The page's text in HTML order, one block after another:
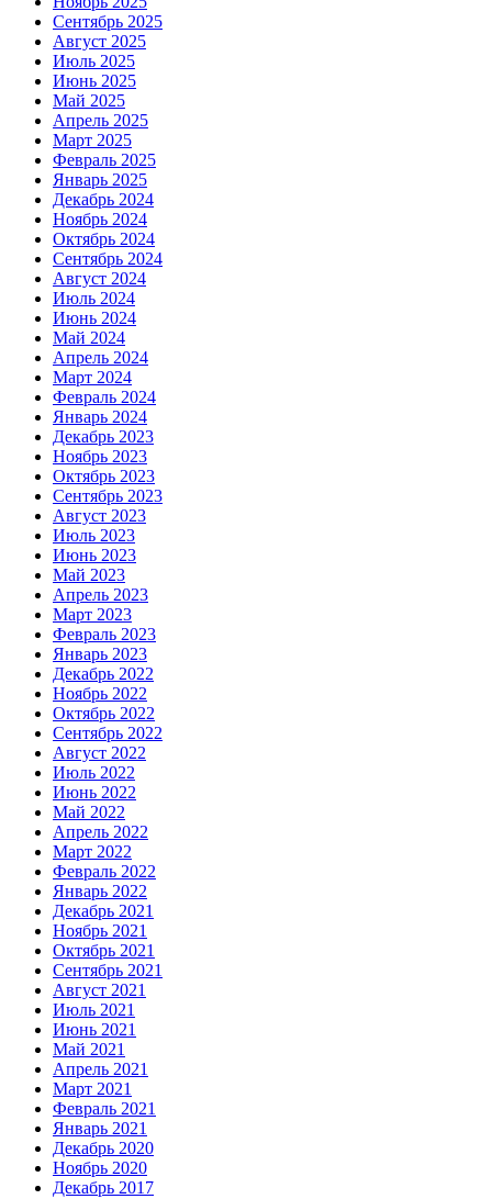
Сентябрь 2025
Август 2025
Июль 2025
Июнь 2025
Май 2025
Апрель 2025
Март 2025
Февраль 2025
Январь 2025
Декабрь 2024
Ноябрь 2024
Октябрь 2024
Сентябрь 2024
Август 2024
Июль 2024
Июнь 2024
Май 2024
Апрель 2024
Март 2024
Февраль 2024
Январь 2024
Декабрь 2023
Ноябрь 2023
Октябрь 2023
Сентябрь 2023
Август 2023
Июль 2023
Июнь 2023
Май 2023
Апрель 2023
Март 2023
Февраль 2023
Январь 2023
Декабрь 2022
Ноябрь 2022
Октябрь 2022
Сентябрь 2022
Август 2022
Июль 2022
Июнь 2022
Май 2022
Апрель 2022
Март 2022
Февраль 2022
Январь 2022
Декабрь 2021
Ноябрь 2021
Октябрь 2021
Сентябрь 2021
Август 2021
Июль 2021
Июнь 2021
Май 2021
Апрель 2021
Март 2021
Февраль 2021
Январь 2021
Декабрь 2020
Ноябрь 2020
Декабрь 2017